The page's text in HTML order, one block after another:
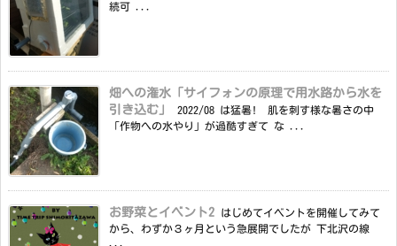
続可 ...
畑への潅水「サイフォンの原理で用水路から水を
引き込む」
2022/08 は猛暑! 肌を刺す様な暑さの中
「作物への水やり」が過酷すぎて な ...
お野菜とイベント2
はじめてイベントを開催してみて
から、わずか３ヶ月という急展開でしたが 下北沢の線